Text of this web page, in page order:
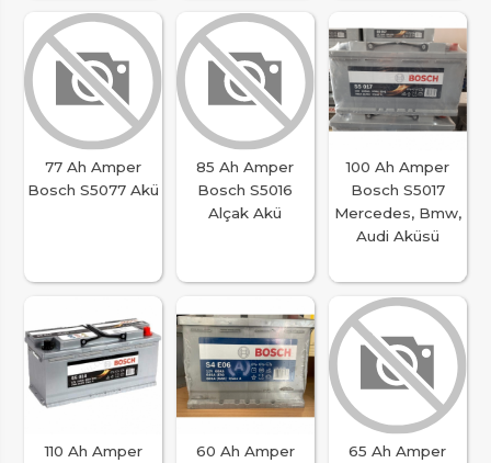
77 Ah Amper
Bosch S5077 Akü
85 Ah Amper
Bosch S5016
Alçak Akü
100 Ah Amper
Bosch S5017
Mercedes, Bmw,
Audi Aküsü
110 Ah Amper
60 Ah Amper
65 Ah Amper